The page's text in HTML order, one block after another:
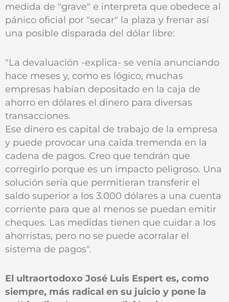
medida de "grave" e interpreta que obedece al
pánico oficial por "secar" la plaza y frenar así
una posible disparada del dólar libre:
"La devaluación -explica- se venía anunciando
hace meses y, como es lógico, muchas
empresas habían depositado en la caja de
ahorro en dólares el dinero para diversas
transacciones.
Ese dinero es capital de trabajo de la empresa
y puede provocar una caída tremenda en la
cadena de pagos. Creo que tendrán que
corregirlo porque es un impacto peligroso. Una
solución sería que permitieran transferir el
saldo superior a los 3.000 dólares a una cuenta
corriente para que al menos se puedan emitir
cheques. Las medidas tienen que cuidar a los
ahorristas, pero no se puede acorralar el
sistema de pagos".
El ultraortodoxo José Luis Espert es, como
siempre, más radical en su juicio y pone la